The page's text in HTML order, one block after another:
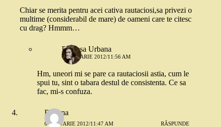
Chiar se merita pentru acei cativa rautaciosi,sa privezi o
multime (considerabil de mare) de oameni care te citesc
cu drag? Hmmm…
Printesa Urbana
6 IANUARIE 2012/11:56 AM
Hm, uneori mi se pare ca rautaciosii astia, cum le
spui tu, sint o tabara destul de consistenta. Ce sa
fac, mi-s confuza.
Roxana
6 IANUARIE 2012/11:47 AM RĂSPUNDE